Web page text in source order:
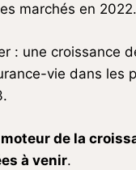
marchés en 2022.
: une croissance
vie dans les
de la
à venir.